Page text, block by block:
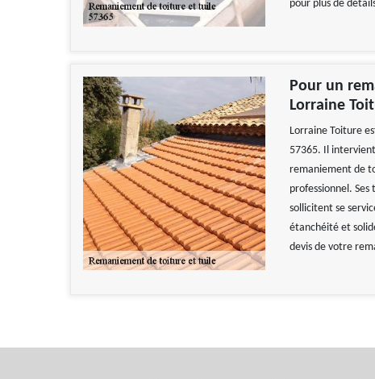
pour plus de
Pour un
Lorraine
Lorraine Toiture
57365. Il
remaniement de
professionnel.
sollicitent se
étanchéité et
devis de votre